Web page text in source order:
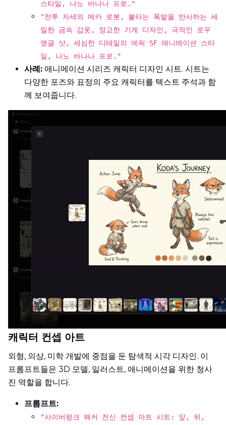
스타일, 나노 바나나 프로."
"전투 자세의 메카 로봇, 불타는 폭발을 반사하는 세
밀한 금속 갑옷, 정교한 기계 디자인, 극적인 로우
앵글 샷, 세심한 디테일의 에픽 SF 애니메이션 스타
일, 나노 바나나 프로."
사례: 애니메이션 시리즈 캐릭터 디자인 시트. 시트는
다양한 포즈와 표정의 주요 캐릭터를 텍스트 주석과 함
께 보여줍니다.
캐릭터 컨셉 아트
외형, 의상, 미학 개발에 중점을 둔 탐색적 시각 디자인. 이
프롬프트들은 3D 모델, 일러스트, 애니메이션을 위한 청사
진 역할을 합니다.
프롬프트:
"사이버펑크 해커 전신 컨셉 아트 시트: 앞, 뒤,